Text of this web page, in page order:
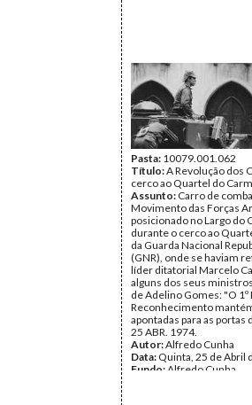
Pasta: 10079.001.062
Título:A Revolução dos
cerco ao Quartel do
Assunto: Carro de
Movimento das Forças
posicionado no Largo do
durante o cerco ao
da Guarda Nacional
(GNR), onde se haviam
líder ditatorial Marcelo
alguns dos seus
de Adelino Gomes: "O 1º
Reconhecimento
apontadas para as portas
25 ABR. 1974.
Autor:Alfredo Cunha
Data: Quinta, 25 de Abril
Fundo: Alfredo Cunha